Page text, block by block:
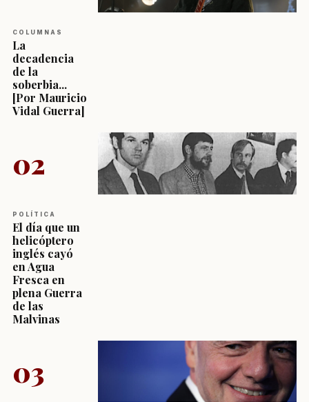
COLUMNAS
La
decadencia
de la
soberbia...
[Por Mauricio
Vidal Guerra]
02
POLÍTICA
El día que un
helicóptero
inglés cayó
en Agua
Fresca en
plena Guerra
de las
Malvinas
03